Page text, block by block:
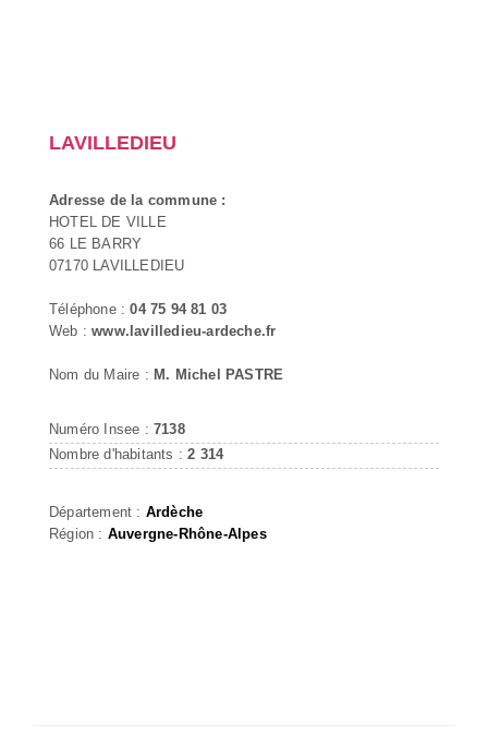
LAVILLEDIEU
Adresse de la commune :
HOTEL DE VILLE
66 LE BARRY
07170 LAVILLEDIEU
Téléphone :04 75 94 81 03
Web :www.lavilledieu-ardeche.fr
Nom du Maire : M. Michel PASTRE
Numéro Insee : 7138
Nombre d'habitants :2 314
Département : Ardèche
Région : Auvergne-Rhône-Alpes